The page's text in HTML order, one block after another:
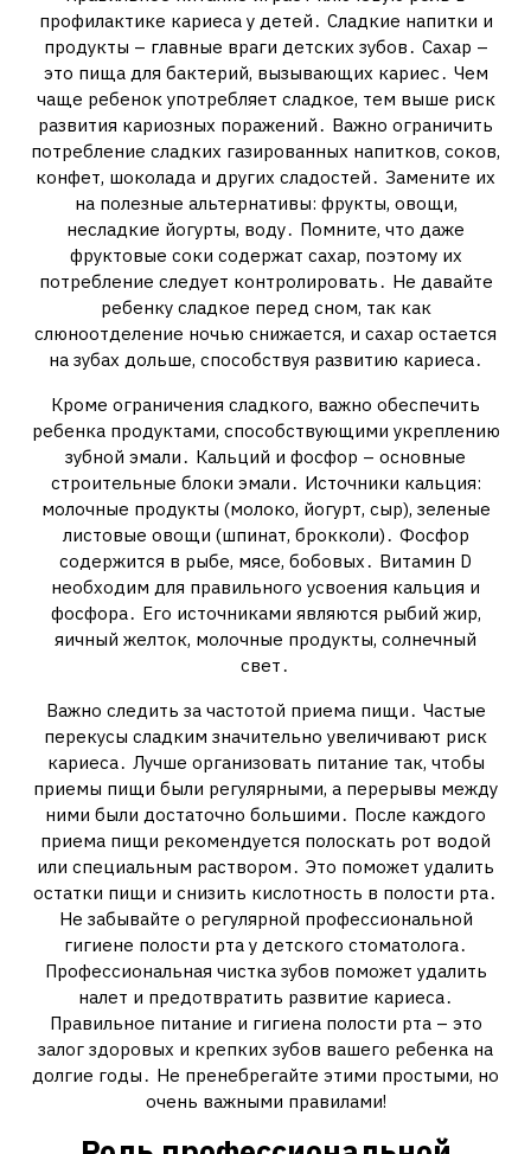
профилактике кариеса у детей․ Сладкие напитки и
продукты – главные враги детских зубов․ Сахар –
это пища для бактерий‚ вызывающих кариес․ Чем
чаще ребенок употребляет сладкое‚ тем выше риск
развития кариозных поражений․ Важно ограничить
потребление сладких газированных напитков‚ соков‚
конфет‚ шоколада и других сладостей․ Замените их
на полезные альтернативы: фрукты‚ овощи‚
несладкие йогурты‚ воду․ Помните‚ что даже
фруктовые соки содержат сахар‚ поэтому их
потребление следует контролировать․ Не давайте
ребенку сладкое перед сном‚ так как
слюноотделение ночью снижается‚ и сахар остается
на зубах дольше‚ способствуя развитию кариеса․
Кроме ограничения сладкого‚ важно обеспечить
ребенка продуктами‚ способствующими укреплению
зубной эмали․ Кальций и фосфор – основные
строительные блоки эмали․ Источники кальция:
молочные продукты (молоко‚ йогурт‚ сыр)‚ зеленые
листовые овощи (шпинат‚ брокколи)․ Фосфор
содержится в рыбе‚ мясе‚ бобовых․ Витамин D
необходим для правильного усвоения кальция и
фосфора․ Его источниками являются рыбий жир‚
яичный желток‚ молочные продукты‚ солнечный
свет․
Важно следить за частотой приема пищи․ Частые
перекусы сладким значительно увеличивают риск
кариеса․ Лучше организовать питание так‚ чтобы
приемы пищи были регулярными‚ а перерывы между
ними были достаточно большими․ После каждого
приема пищи рекомендуется полоскать рот водой
или специальным раствором․ Это поможет удалить
остатки пищи и снизить кислотность в полости рта․
Не забывайте о регулярной профессиональной
гигиене полости рта у детского стоматолога․
Профессиональная чистка зубов поможет удалить
налет и предотвратить развитие кариеса․
Правильное питание и гигиена полости рта – это
залог здоровых и крепких зубов вашего ребенка на
долгие годы․ Не пренебрегайте этими простыми‚ но
очень важными правилами!